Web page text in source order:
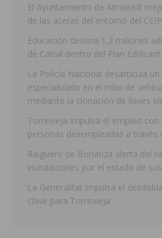
El Ayuntamiento de Almoradí
de las aceras del entorno del
Educación destina 1,2 millones
de Catral dentro del Plan Edificant
La Policía Nacional desarticula
especializado en el robo de
mediante la clonación de llaves
Torrevieja impulsa el empleo
personas desempleadas a través
Raiguero de Bonanza alerta del
inundaciones por el estado de
La Generalitat impulsa el
clave para Torrevieja